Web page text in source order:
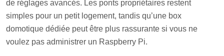
de réglages avancés. Les ponts propriétaires restent
simples pour un petit logement, tandis qu’une box
domotique dédiée peut être plus rassurante si vous ne
voulez pas administrer un Raspberry Pi.